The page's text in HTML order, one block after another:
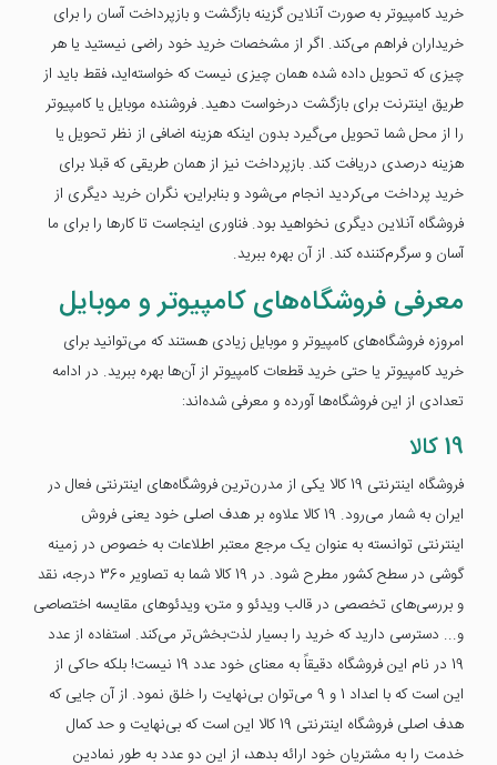
خرید کامپیوتر به صورت آنلاین گزینه بازگشت و بازپرداخت آسان را برای
خریداران فراهم می‌کند. اگر از مشخصات خرید خود راضی نیستید یا هر
چیزی که تحویل داده شده همان چیزی نیست که خواسته‌اید، فقط باید از
طریق اینترنت برای بازگشت درخواست دهید. فروشنده موبایل یا کامپیوتر
را از محل شما تحویل می‌گیرد بدون اینکه هزینه اضافی از نظر تحویل یا
هزینه درصدی دریافت کند. بازپرداخت نیز از همان طریقی که قبلا برای
خرید پرداخت می‌کردید انجام می‌شود و بنابراین، نگران خرید دیگری از
فروشگاه آنلاین دیگری نخواهید بود. فناوری اینجاست تا کارها را برای ما
آسان و سرگرم‌کننده کند. از آن بهره ببرید.
معرفی فروشگاه‌های کامپیوتر و موبایل
امروزه فروشگاه‌های کامپیوتر و موبایل زیادی هستند که می‌توانید برای
خرید کامپیوتر یا حتی خرید قطعات کامپیوتر از آن‌ها بهره ببرید. در ادامه
تعدادی از این فروشگاه‌ها آورده و معرفی شده‌اند:
19 کالا
فروشگاه اینترنتی 19 کالا یکی از مدرن‌ترین فروشگاه‌های اینترنتی فعال در
ایران به شمار می‌رود. 19 کالا علاوه بر هدف اصلی خود یعنی فروش
اینترنتی توانسته به عنوان یک مرجع معتبر اطلاعات به خصوص در زمینه
گوشی در سطح کشور مطرح شود. در 19 کالا شما به تصاویر 360 درجه، نقد
و بررسی‌های تخصصی در قالب ویدئو و متن، ویدئوهای مقایسه اختصاصی
و... دسترسی دارید که خرید را بسیار لذت‌بخش‌تر می‌کند. استفاده از عدد
19 در نام این فروشگاه دقیقاً به معنای خود عدد 19 نیست! بلکه حاکی از
این است که با اعداد 1 و 9 می‌توان بی‌نهایت را خلق نمود. از آن جایی که
هدف اصلی ‌فروشگاه اینترنتی 19 کالا این است که بی‌نهایت و حد کمال
خدمت را به مشتریان خود ارائه بدهد، از این دو عدد به طور نمادین